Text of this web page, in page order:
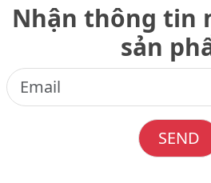
Nhận thông tin
sản
SEND